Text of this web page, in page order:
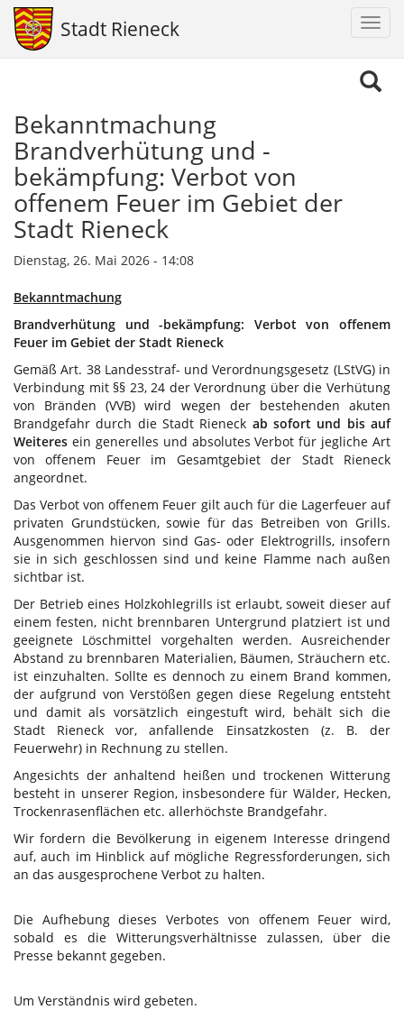
Stadt Rieneck
Bekanntmachung
Brandverhütung und -
bekämpfung: Verbot von
offenem Feuer im Gebiet der
Stadt Rieneck
Dienstag, 26. Mai 2026 - 14:08
Bekanntmachung
Brandverhütung und -bekämpfung: Verbot von offenem
Feuer im Gebiet der Stadt Rieneck
Gemäß Art. 38 Landesstraf- und Verordnungsgesetz (LStVG) in
Verbindung mit §§ 23, 24 der Verordnung über die Verhütung
von Bränden (VVB) wird wegen der bestehenden akuten
Brandgefahr durch die Stadt Rieneck ab sofort und bis auf
Weiteres ein generelles und absolutes Verbot für jegliche Art
von offenem Feuer im Gesamtgebiet der Stadt Rieneck
angeordnet.
Das Verbot von offenem Feuer gilt auch für die Lagerfeuer auf
privaten Grundstücken, sowie für das Betreiben von Grills.
Ausgenommen hiervon sind Gas- oder Elektrogrills, insofern
sie in sich geschlossen sind und keine Flamme nach außen
sichtbar ist.
Der Betrieb eines Holzkohlegrills ist erlaubt, soweit dieser auf
einem festen, nicht brennbaren Untergrund platziert ist und
geeignete Löschmittel vorgehalten werden. Ausreichender
Abstand zu brennbaren Materialien, Bäumen, Sträuchern etc.
ist einzuhalten. Sollte es dennoch zu einem Brand kommen,
der aufgrund von Verstößen gegen diese Regelung entsteht
und damit als vorsätzlich eingestuft wird, behält sich die
Stadt Rieneck vor, anfallende Einsatzkosten (z. B. der
Feuerwehr) in Rechnung zu stellen.
Angesichts der anhaltend heißen und trockenen Witterung
besteht in unserer Region, insbesondere für Wälder, Hecken,
Trockenrasenflächen etc. allerhöchste Brandgefahr.
Wir fordern die Bevölkerung in eigenem Interesse dringend
auf, auch im Hinblick auf mögliche Regressforderungen, sich
an das ausgesprochene Verbot zu halten.
Die Aufhebung dieses Verbotes von offenem Feuer wird,
sobald es die Witterungsverhältnisse zulassen, über die
Presse bekannt gegeben.
Um Verständnis wird gebeten.